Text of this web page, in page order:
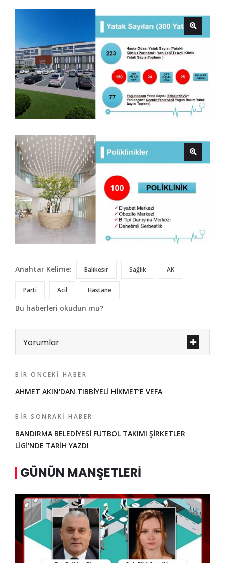
Anahtar Kelime: Balıkesir Sağlık AK
Parti Acil Hastane
Bu haberleri okudun mu?
Yorumlar
BIR ÖNCEKI HABER
AHMET AKIN'DAN TIBBİYELİ HİKMET’E VEFA
BIR SONRAKI HABER
BANDIRMA BELEDİYESİ FUTBOL TAKIMI ŞİRKETLER
LİGİ'NDE TARİH YAZDI
GÜNÜN MANŞETLERI